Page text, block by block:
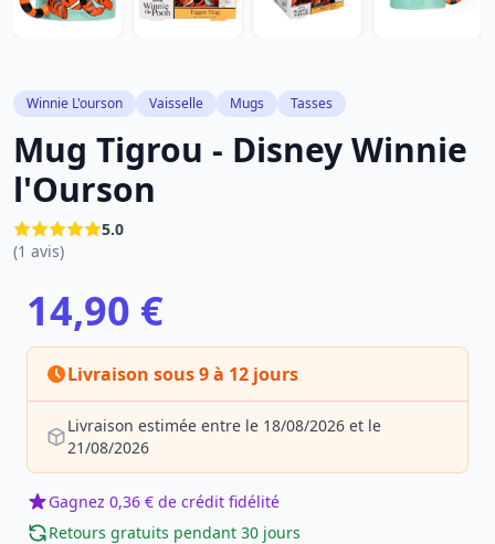
Winnie L'ourson Vaisselle Mugs Tasses
Mug Tigrou - Disney Winnie
l'Ourson
5.0
(1 avis)
14,90 €
Livraison sous 9 à 12 jours
Livraison estimée entre le 18/08/2026 et le
21/08/2026
Gagnez 0,36 € de crédit fidélité
Retours gratuits pendant 30 jours